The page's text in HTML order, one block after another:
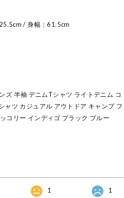
/ 身幅：61.5cm
ズ 半袖 デニムTシャツ ライトデニム コ
ツ カジュアル アウトドア キャンプ フ
コリー インディゴ ブラック ブルー
1 1